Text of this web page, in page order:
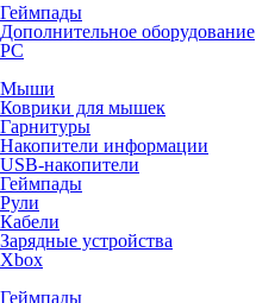
Геймпады
Дополнительное оборудование
PC
Мыши
Коврики для мышек
Гарнитуры
Накопители информации
USB-накопители
Геймпады
Рули
Кабели
Зарядные устройства
Xbox
Геймпады